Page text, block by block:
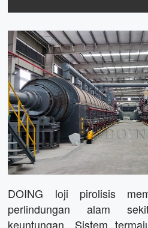
DOING loji pirolisis
perlindungan alam
keuntungan. Sistem